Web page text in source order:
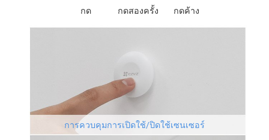
กด กดสองครั้ง กดค้าง
การควบคุมการเปิดใช้/ปิดใช้เซนเซอร์